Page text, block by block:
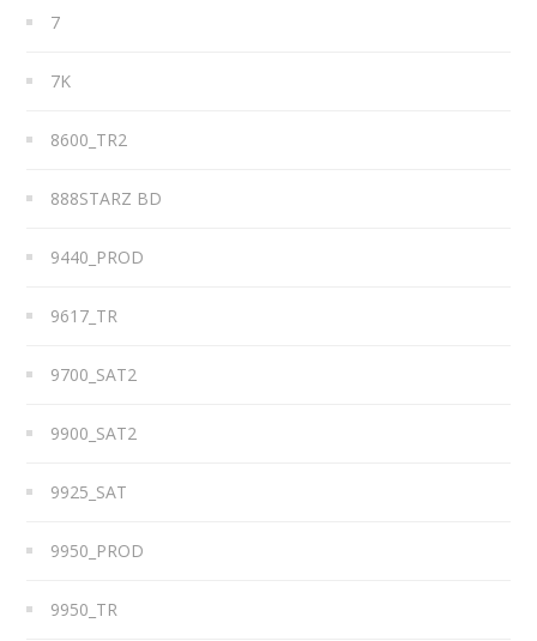
7
7K
8600_TR2
888STARZ BD
9440_PROD
9617_TR
9700_SAT2
9900_SAT2
9925_SAT
9950_PROD
9950_TR